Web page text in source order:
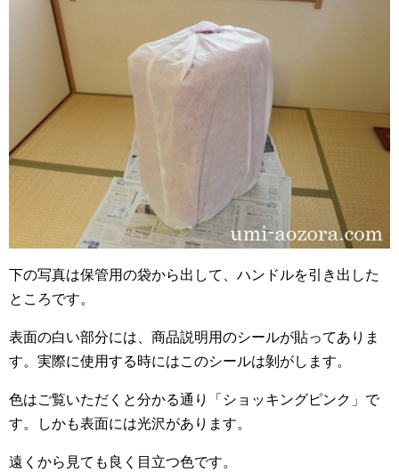
下の写真は保管用の袋から出して、ハンドルを引き出した
ところです。
表面の白い部分には、商品説明用のシールが貼ってありま
す。実際に使用する時にはこのシールは剝がします。
色はご覧いただくと分かる通り「ショッキングピンク」で
す。しかも表面には光沢があります。
遠くから見ても良く目立つ色です。